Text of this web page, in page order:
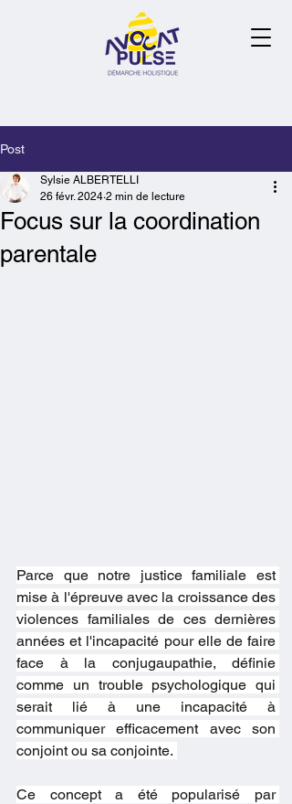
Post
Focus sur la coordination
parentale
Sylsie ALBERTELLI
26 févr. 2024 2 min de lecture
Parce que notre justice familiale est
mise à l'épreuve avec la croissance des
violences familiales de ces dernières
années et l'incapacité pour elle de faire
face à la conjugaupathie, définie
comme un trouble psychologique qui
serait lié à une incapacité à
communiquer efficacement avec son
conjoint ou sa conjointe.
Ce concept a été popularisé par